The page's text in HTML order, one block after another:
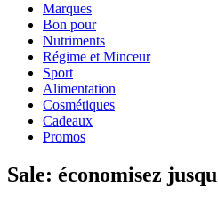
Marques
Bon pour
Nutriments
Régime et Minceur
Sport
Alimentation
Cosmétiques
Cadeaux
Promos
Sale: économisez